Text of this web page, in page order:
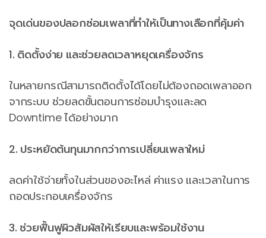
จุดเด่นของปลอกซ่อมเพลาที่ทำให้เป็นทางเลือกที่คุ้มค่า
1. ติดตั้งง่าย และช่วยลดเวลาหยุดเครื่องจักร
ในหลายกรณีสามารถติดตั้งได้โดยไม่ต้องถอดเพลาออก
จากระบบ ช่วยลดขั้นตอนการซ่อมบำรุงและลด
Downtime ได้อย่างมาก
2. ประหยัดต้นทุนมากกว่าการเปลี่ยนเพลาใหม่
ลดค่าใช้จ่ายทั้งในส่วนของอะไหล่ ค่าแรง และเวลาในการ
ถอดประกอบเครื่องจักร
3. ช่วยฟื้นฟูผิวสัมผัสให้เรียบและพร้อมใช้งาน